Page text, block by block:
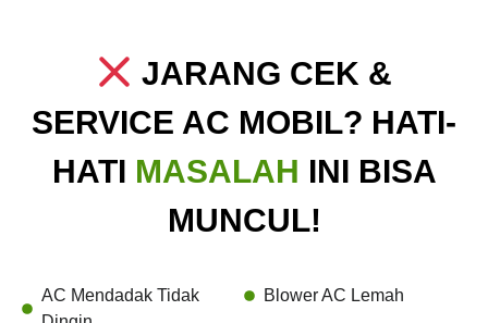
JARANG CEK &
SERVICE AC MOBIL? HATI-
HATI MASALAH INI BISA
MUNCUL!
AC Mendadak Tidak
Blower AC Lemah